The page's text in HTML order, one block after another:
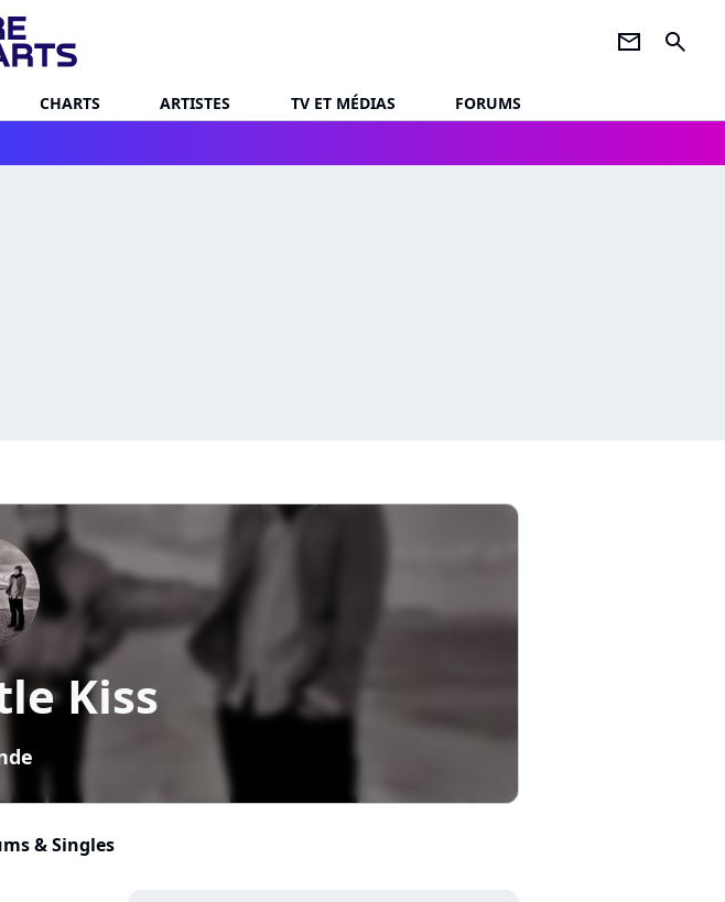
newsletter search
CHARTS ARTISTES TV ET MÉDIAS
FORUMS
Kiss
& Singles